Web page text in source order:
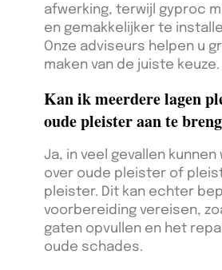
afwerking, terwijl gyproc
en gemakkelijker te
Onze adviseurs helpen u
maken van de juiste keuze.
Kan ik meerdere lagen
oude pleister aan te
Ja, in veel gevallen
over oude pleister of
pleister. Dit kan echter
voorbereiding vereisen,
gaten opvullen en het
oude schades.